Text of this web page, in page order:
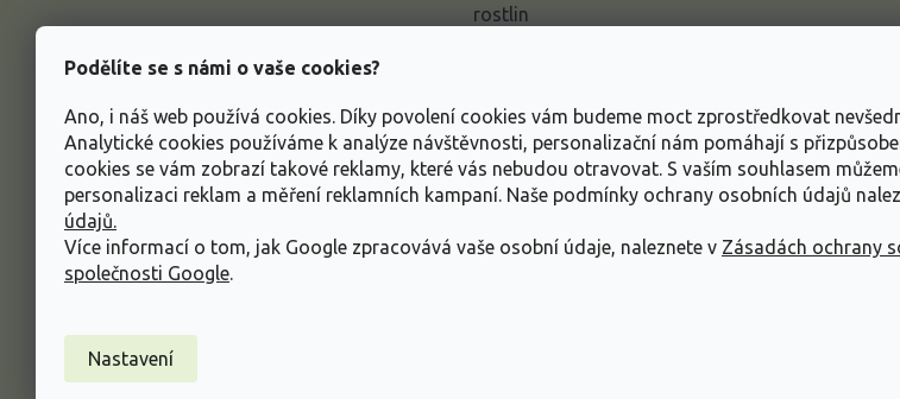
Podělíte se s námi o vaše cookies?
Ano, i náš web používá cookies. Díky povolení cookies vám budeme moct zprostředkovat
Analytické cookies používáme k analýze návštěvnosti, personalizační nám pomáhají s
cookies se vám zobrazí takové reklamy, které vás nebudou otravovat. S vaším souhlasem
personalizaci reklam a měření reklamních kampaní. Naše podmínky ochrany osobních údajů
údajů.
Více informací o tom, jak Google zpracovává vaše osobní údaje, naleznete v Zásadách ochrany
společnosti Google.
Nastavení
rostlin
Informace o ochraně osobních
údajů
Obchodní podmínky